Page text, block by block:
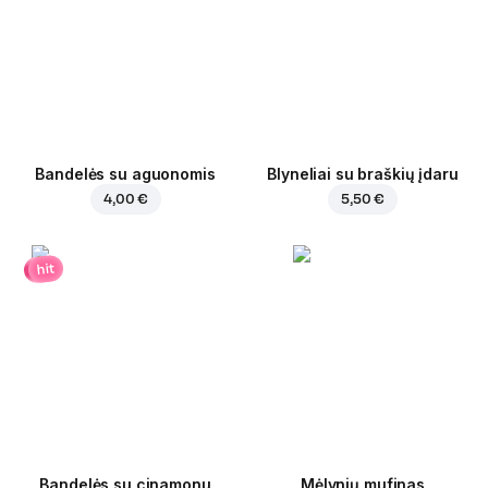
Bandelės su aguonomis
4,00 €
Blyneliai su braškių įdaru
5,50 €
hit